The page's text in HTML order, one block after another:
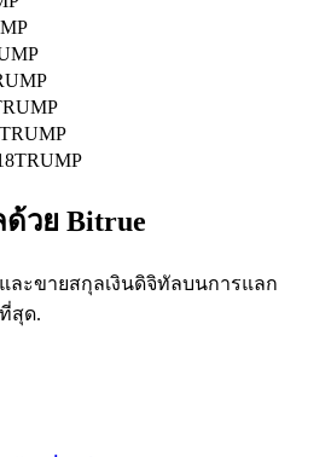
ส
TRUMP
TRUMP
วย Bitrue
ละขายสกุลเงินดิจิทัลบนการแลก
สุด.